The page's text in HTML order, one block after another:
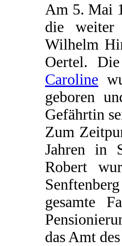
Am 5. Mai
die weiter
Wilhelm
Oertel.
Caroline
geboren
Gefährtin
Zum
Jahren in
Robert
gesamte
das Amt